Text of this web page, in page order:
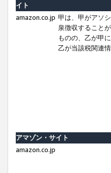
イト
amazon.co.jp 甲は、甲がアソ
泉徴収すること
ものの、乙が甲
乙が当該税関連
アマゾン・サイト
amazon.co.jp